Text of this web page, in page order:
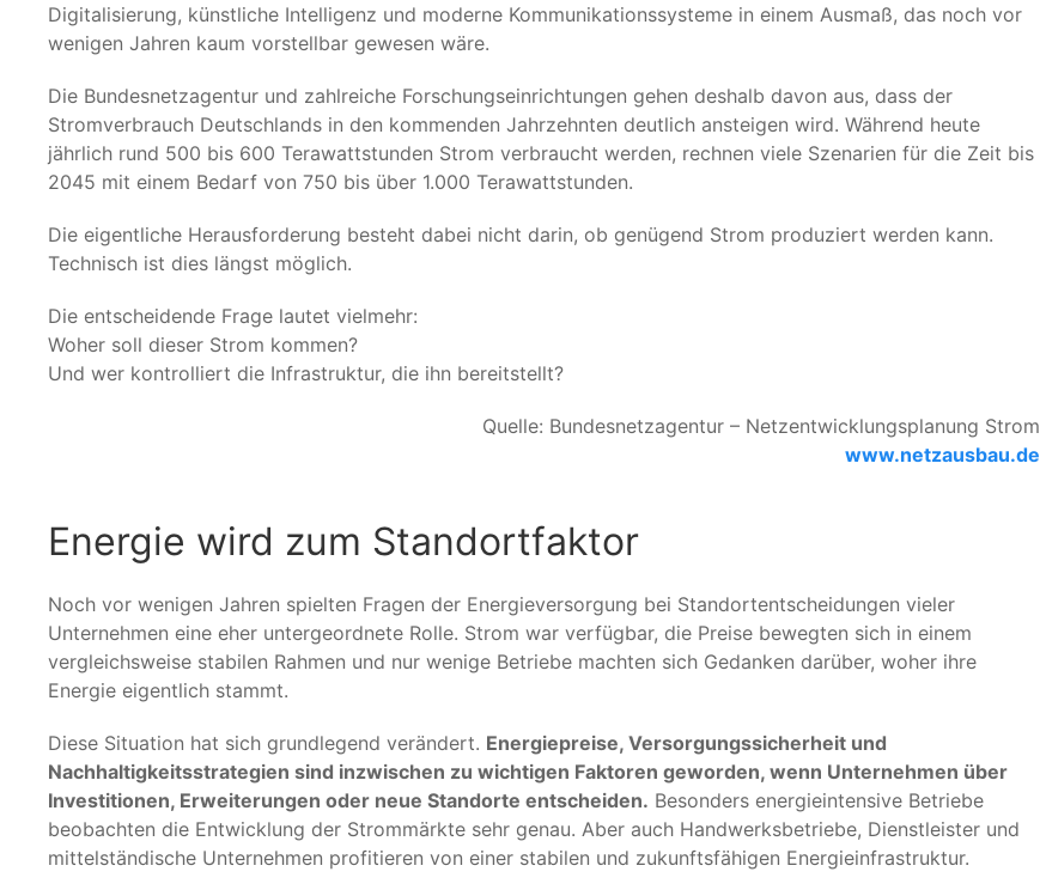
Digitalisierung, künstliche Intelligenz und moderne Kommunikationssysteme in einem Ausmaß, das noch vor
wenigen Jahren kaum vorstellbar gewesen wäre.
Die Bundesnetzagentur und zahlreiche Forschungseinrichtungen gehen deshalb davon aus, dass der
Stromverbrauch Deutschlands in den kommenden Jahrzehnten deutlich ansteigen wird. Während heute
jährlich rund 500 bis 600 Terawattstunden Strom verbraucht werden, rechnen viele Szenarien für die Zeit bis
2045 mit einem Bedarf von 750 bis über 1.000 Terawattstunden.
Die eigentliche Herausforderung besteht dabei nicht darin, ob genügend Strom produziert werden kann.
Technisch ist dies längst möglich.
Die entscheidende Frage lautet vielmehr:
Woher soll dieser Strom kommen?
Und wer kontrolliert die Infrastruktur, die ihn bereitstellt?
Quelle: Bundesnetzagentur – Netzentwicklungsplanung Strom
www.netzausbau.de
Energie wird zum Standortfaktor
Noch vor wenigen Jahren spielten Fragen der Energieversorgung bei Standortentscheidungen vieler
Unternehmen eine eher untergeordnete Rolle. Strom war verfügbar, die Preise bewegten sich in einem
vergleichsweise stabilen Rahmen und nur wenige Betriebe machten sich Gedanken darüber, woher ihre
Energie eigentlich stammt.
Diese Situation hat sich grundlegend verändert. Energiepreise, Versorgungssicherheit und
Nachhaltigkeitsstrategien sind inzwischen zu wichtigen Faktoren geworden, wenn Unternehmen über
Investitionen, Erweiterungen oder neue Standorte entscheiden. Besonders energieintensive Betriebe
beobachten die Entwicklung der Strommärkte sehr genau. Aber auch Handwerksbetriebe, Dienstleister und
mittelständische Unternehmen profitieren von einer stabilen und zukunftsfähigen Energieinfrastruktur.